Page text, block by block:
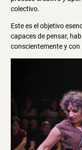
colectivo.
Este es el objetivo
capaces de pensar,
conscientemente y con